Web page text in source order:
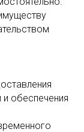
обеспечения